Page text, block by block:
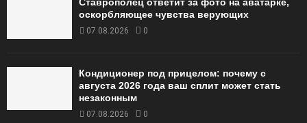
оскорбляющее чувства верующих
07.08.2026 0
Кондиционер под прицелом: почему с
августа 2026 года ваш сплит может стать
незаконным
07.08.2026 0